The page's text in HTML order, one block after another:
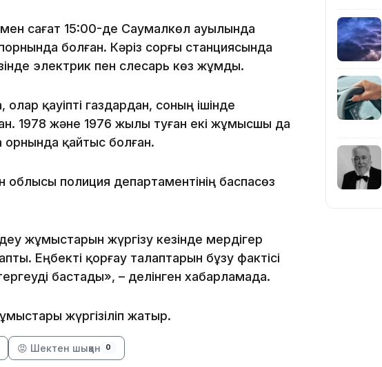
сағат 15:00-де Саумалкөл ауылында
болған. Кәріз сорғы станциясында
электрик пен слесарь көз жұмды.
қауіпті газдардан, соның ішінде
1978 және 1976 жылы туған екі жұмысшы да
орнында қайтыс болған.
облысы полиция департаментінің баспасөз
жұмыстарын жүргізу кезінде мердігер
Еңбекті қорғау талаптарын бұзу фактісі
бастады», – делінген хабарламада.
жүргізіліп жатыр.
😡 Шектен шыққан 0
20:52